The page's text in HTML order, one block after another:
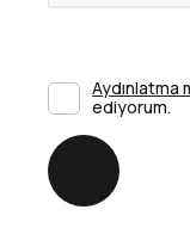
Aydınlatma
ediyorum.
Gönder